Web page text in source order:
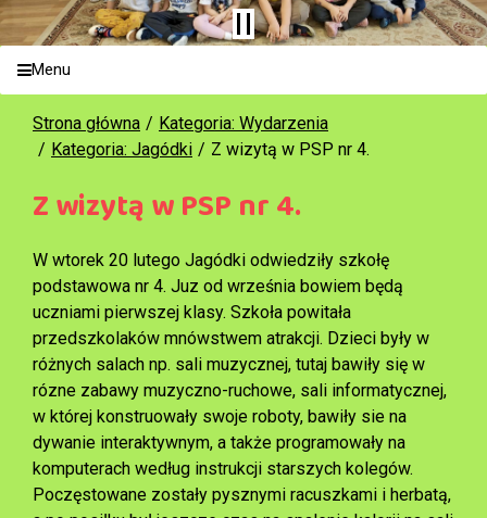
Menu
Strona główna
Kategoria: Wydarzenia
Kategoria: Jagódki
Z wizytą w PSP nr 4.
Z wizytą w PSP nr 4.
W wtorek 20 lutego Jagódki odwiedziły szkołę
podstawowa nr 4. Juz od września bowiem będą
uczniami pierwszej klasy. Szkoła powitała
przedszkolaków mnówstwem atrakcji. Dzieci były w
różnych salach np. sali muzycznej, tutaj bawiły się w
rózne zabawy muzyczno-ruchowe, sali informatycznej,
w której konstruowały swoje roboty, bawiły sie na
dywanie interaktywnym, a także programowały na
komputerach według instrukcji starszych kolegów.
Poczęstowane zostały pysznymi racuszkami i herbatą,